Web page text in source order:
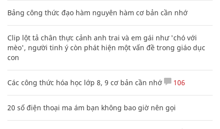
Bảng công thức đạo hàm nguyên hàm cơ bản cần nhớ
Clip lột tả chân thực cảnh anh trai và em gái như 'chó với
mèo', người tinh ý còn phát hiện một vấn đề trong giáo dục
con
Các công thức hóa học lớp 8, 9 cơ bản cần nhớ 106
20 số điện thoại ma ám bạn không bao giờ nên gọi